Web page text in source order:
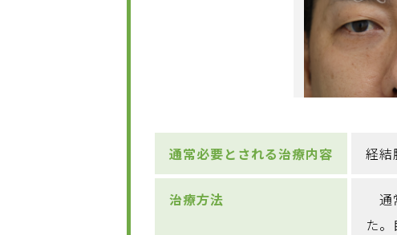
通常必要とされる治療内容 経結
治療方法
通
た